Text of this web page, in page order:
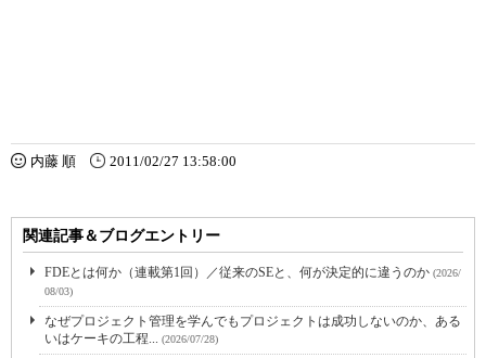
内藤 順 2011/02/27 13:58:00
関連記事＆ブログエントリー
FDEとは何か（連載第1回）／従来のSEと、何が決定的に違うのか (2026/
08/03)
なぜプロジェクト管理を学んでもプロジェクトは成功しないのか、ある
いはケーキの工程... (2026/07/28)